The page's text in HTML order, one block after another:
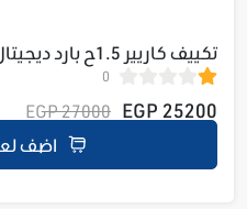
708F
0
25200 EGP
27000 EGP
اضف